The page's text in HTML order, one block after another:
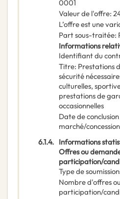
0001
Valeur de l'offre:
L’offre est une
Part sous-traitée:
Informations
Identifiant du
Titre: Prestations
sécurité
culturelles,
prestations de
occasionnelles
Date de
marché/concession
6.1.4. Informations
Offres ou
participation/
Type de
Nombre d'offres
participation/